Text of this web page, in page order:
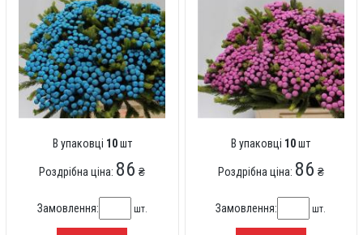
В упаковці 10шт
Роздрібна ціна: 86 ₴
Замовлення: шт.
В упаковці 10шт
Роздрібна ціна: 86 ₴
Замовлення: шт.